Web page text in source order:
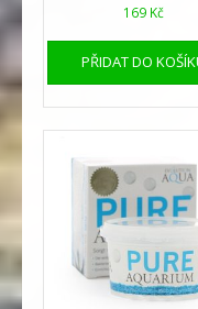
169 Kč
PŘIDAT DO